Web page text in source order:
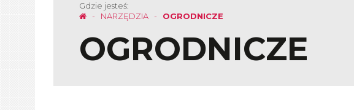
Gdzie jesteś:
NARZĘDZIA
OGRODNICZE
OGRODNICZE